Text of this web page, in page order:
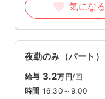
気になる
夜勤のみ（パート）
給与 3.2万円/回
時間 16:30～9:00